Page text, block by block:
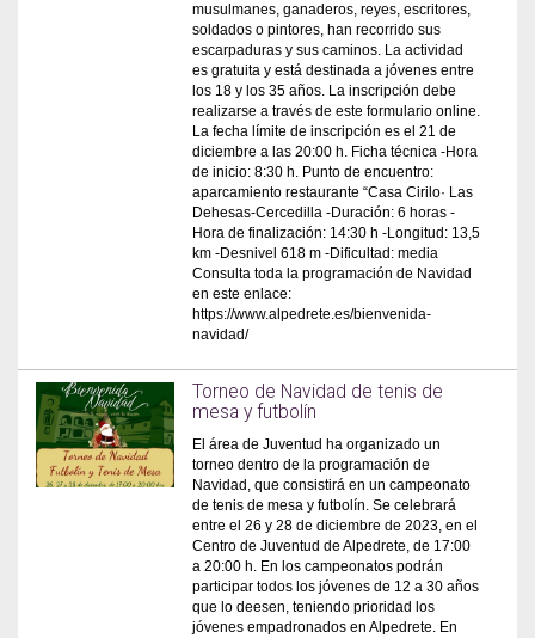
musulmanes, ganaderos, reyes, escritores,
soldados o pintores, han recorrido sus
escarpaduras y sus caminos. La actividad
es gratuita y está destinada a jóvenes entre
los 18 y los 35 años. La inscripción debe
realizarse a través de este formulario online.
La fecha límite de inscripción es el 21 de
diciembre a las 20:00 h. Ficha técnica -Hora
de inicio: 8:30 h. Punto de encuentro:
aparcamiento restaurante “Casa Cirilo· Las
Dehesas-Cercedilla -Duración: 6 horas -
Hora de finalización: 14:30 h -Longitud: 13,5
km -Desnivel 618 m -Dificultad: media
Consulta toda la programación de Navidad
en este enlace:
https://www.alpedrete.es/bienvenida-
navidad/
Torneo de Navidad de tenis de
mesa y futbolín
El área de Juventud ha organizado un
torneo dentro de la programación de
Navidad, que consistirá en un campeonato
de tenis de mesa y futbolín. Se celebrará
entre el 26 y 28 de diciembre de 2023, en el
Centro de Juventud de Alpedrete, de 17:00
a 20:00 h. En los campeonatos podrán
participar todos los jóvenes de 12 a 30 años
que lo deesen, teniendo prioridad los
jóvenes empadronados en Alpedrete. En